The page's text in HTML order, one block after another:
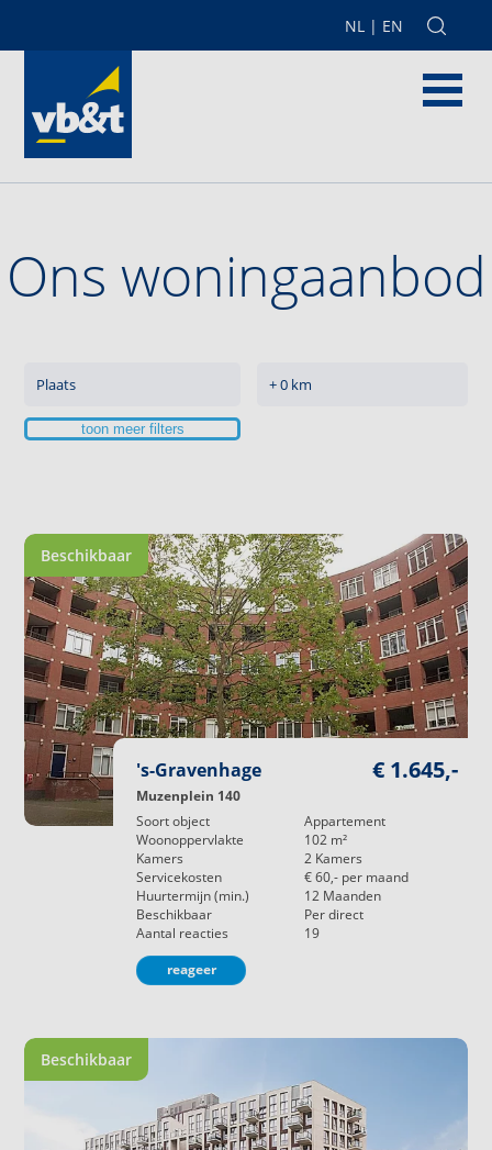
NL | EN
Ons woningaanbod
toon meer filters
Beschikbaar
's-Gravenhage
Muzenplein 140
€ 1.645,-
Soort object
Appartement
Woonoppervlakte
102 m²
Kamers
2 Kamers
Servicekosten
€ 60,- per maand
Huurtermijn (min.)
12 Maanden
Beschikbaar
Per direct
Aantal reacties
19
reageer
Beschikbaar